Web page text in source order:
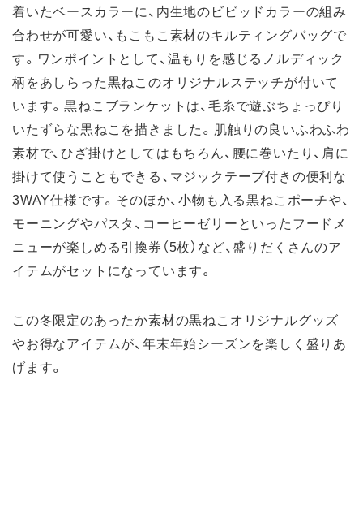
着いたベースカラーに、内生地のビビッドカラーの組み
合わせが可愛い、もこもこ素材のキルティングバッグで
す。ワンポイントとして、温もりを感じるノルディック
柄をあしらった黒ねこのオリジナルステッチが付いて
います。黒ねこブランケットは、毛糸で遊ぶちょっぴり
いたずらな黒ねこを描きました。肌触りの良いふわふわ
素材で、ひざ掛けとしてはもちろん、腰に巻いたり、肩に
掛けて使うこともできる、マジックテープ付きの便利な
3WAY仕様です。そのほか、小物も入る黒ねこポーチや、
モーニングやパスタ、コーヒーゼリーといったフードメ
ニューが楽しめる引換券（5枚）など、盛りだくさんのア
イテムがセットになっています。
この冬限定のあったか素材の黒ねこオリジナルグッズ
やお得なアイテムが、年末年始シーズンを楽しく盛りあ
げます。